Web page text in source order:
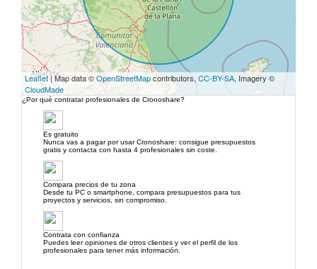
Leaflet| Map data ©OpenStreetMapcontributors, CC-BY-SA, Imagery ©
CloudMade
¿Por qué contratar profesionales de Cronoshare?
Es gratuito
Nunca vas a pagar por usar Cronoshare: consigue presupuestos
gratis y contacta con hasta 4 profesionales sin coste.
Compara precios de tu zona
Desde tu PC o smartphone, compara presupuestos para tus
proyectos y servicios, sin compromiso.
Contrata con confianza
Puedes leer opiniones de otros clientes y ver el perfil de los
profesionales para tener más información.